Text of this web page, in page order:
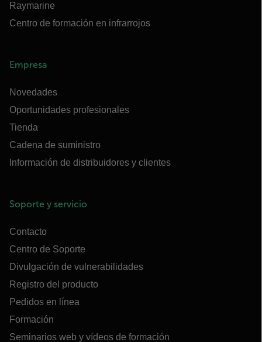
Raymarine
Centro de formación en infrarrojos
Empresa
Novedades
Oportunidades profesionales
Tienda
Cadena de suministro
Información de distribuidores y clientes
Soporte y servicio
Contacto
Centro de Soporte
Divulgación de vulnerabilidades
Registro del producto
Pedidos en línea
Formación
Seminarios web y vídeos de formación